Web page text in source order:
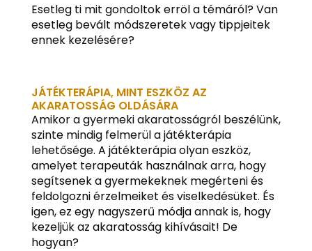
Esetleg ti mit gondoltok erröl a témáról? Van
esetleg bevált módszeretek vagy tippjeitek
ennek kezelésére?
JÁTÉKTERÁPIA, MINT ESZKÖZ AZ
AKARATOSSÁG OLDÁSÁRA
Amikor a gyermeki akaratosságról beszélünk,
szinte mindig felmerül a játékterápia
lehetősége. A játékterápia olyan eszköz,
amelyet terapeuták használnak arra, hogy
segítsenek a gyermekeknek megérteni és
feldolgozni érzelmeiket és viselkedésüket. És
igen, ez egy nagyszerű módja annak is, hogy
kezeljük az akaratosság kihívásait! De
hogyan?